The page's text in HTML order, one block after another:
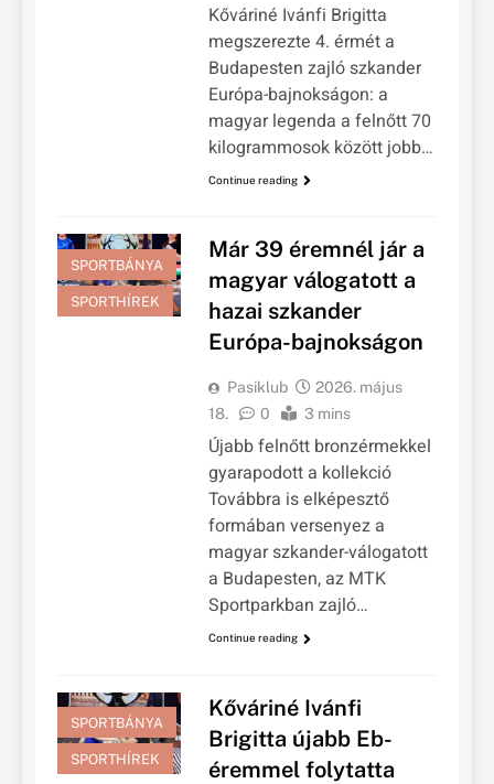
Kőváriné Ivánfi Brigitta
megszerezte 4. érmét a
Budapesten zajló szkander
Európa-bajnokságon: a
magyar legenda a felnőtt 70
kilogrammosok között jobb…
Continue reading
SPORTBÁNYA
SPORTHÍREK
Már 39 éremnél jár a
magyar válogatott a
hazai szkander
Európa-bajnokságon
Pasiklub
2026. május
18.
0 3 mins
Újabb felnőtt bronzérmekkel
gyarapodott a kollekció
Továbbra is elképesztő
formában versenyez a
magyar szkander-válogatott
a Budapesten, az MTK
Sportparkban zajló…
Continue reading
SPORTBÁNYA
SPORTHÍREK
Kőváriné Ivánfi
Brigitta újabb Eb-
éremmel folytatta